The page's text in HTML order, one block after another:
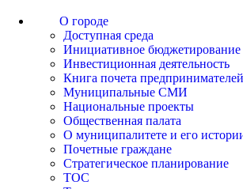
О городе
Доступная среда
Инициативное бюджетирование
Инвестиционная деятельность
Книга почета предпринимателей
Муниципальные СМИ
Национальные проекты
Общественная палата
О муниципалитете и его
Почетные граждане
Стратегическое планирование
ТОС